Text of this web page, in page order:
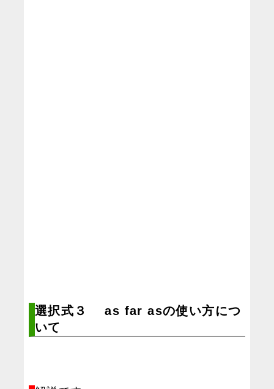
選択式３ as far asの使い方につ
いて